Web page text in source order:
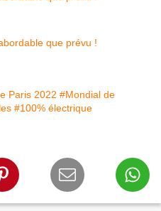
Paris 2022 #Mondial de
#100% électrique